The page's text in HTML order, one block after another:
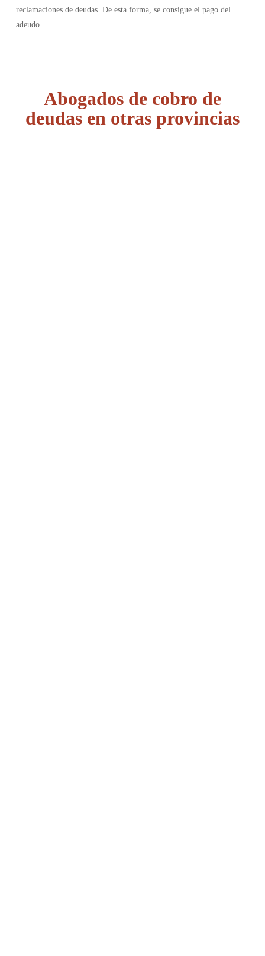
reclamaciones de deudas. De esta forma, se consigue el pago del
adeudo.
Abogados de cobro de
deudas en otras provincias